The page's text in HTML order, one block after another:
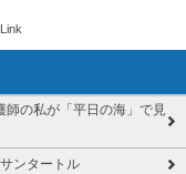
の私が「平日の海」で見
ンタートル